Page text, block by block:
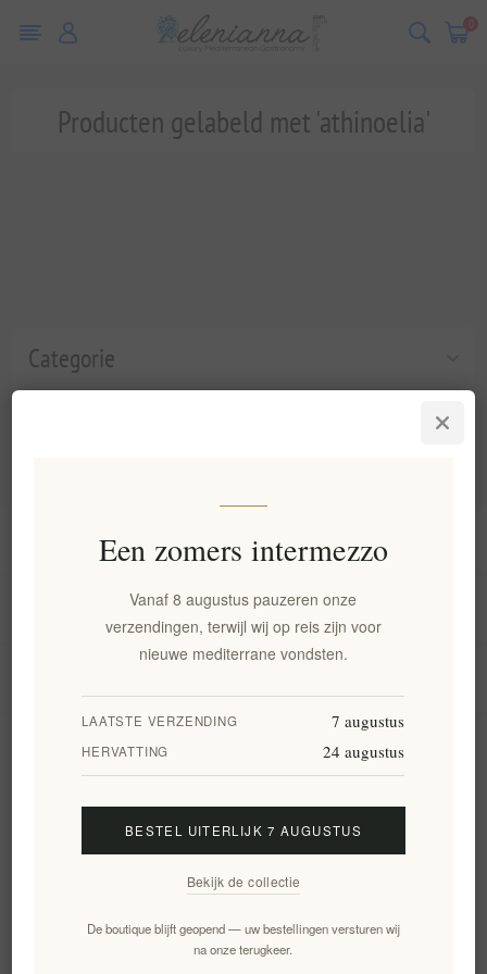
0
Categorie
Producten gelabeld met 'athinoelia'
Informatie
Mijn account
Aanmelden Opzeggen
Een zomers intermezzo
Vanaf 8 augustus pauzeren onze
verzendingen, terwijl wij op reis zijn voor
nieuwe mediterrane vondsten.
LAATSTE VERZENDING 7 augustus
HERVATTING 24 augustus
BESTEL UITERLIJK 7 AUGUSTUS
Bekijk de collectie
De boutique blijft geopend — uw bestellingen versturen wij
na onze terugkeer.